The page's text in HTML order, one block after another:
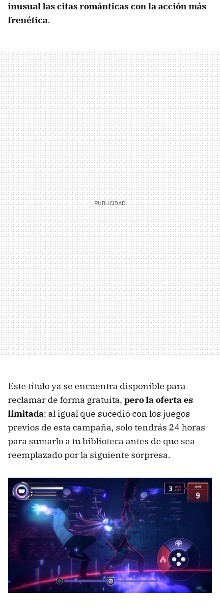
inusual las citas románticas con la acción más
frenética.
Este título ya se encuentra disponible para
reclamar de forma gratuita, pero la oferta es
limitada: al igual que sucedió con los juegos
previos de esta campaña, solo tendrás 24 horas
para sumarlo a tu biblioteca antes de que sea
reemplazado por la siguiente sorpresa.